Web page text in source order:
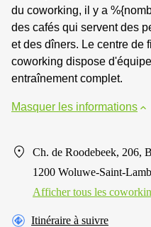
du coworking, il y a
des cafés qui servent des
et des dîners. Le centre de
coworking dispose
entraînement complet.
Masquer les informations
Ch. de Roodebeek, 206,
1200 Woluwe-Saint-
Afficher tous les
Itinéraire à suivre